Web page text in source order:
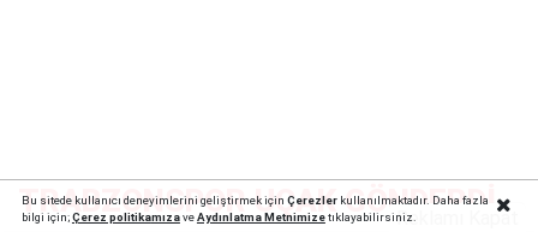
TRABZONSPOR UÇAK GÖNDERDİ
Bu sitede kullanıcı deneyimlerini geliştirmek için Çerezlerkullanılmaktadır. Daha fazla
bilgi için;Çerez politikamızaveAydınlatma Metnimizetıklayabilirsiniz.Reklamı Kapat